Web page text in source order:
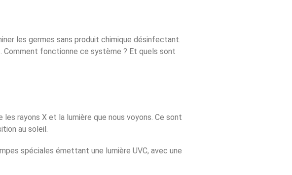
les germes sans produit chimique désinfectant.
Comment fonctionne ce système ? Et quels sont
rayons X et la lumière que nous voyons. Ce sont
au soleil.
spéciales émettant une lumière UVC, avec une